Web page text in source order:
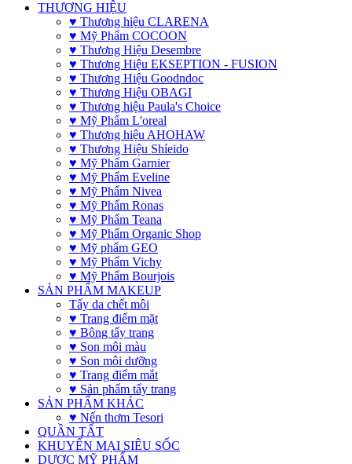
THƯƠNG HIỆU
♥ Thương hiệu CLARENA
♥ Mỹ Phẩm COCOON
♥ Thương Hiệu Desembre
♥ Thương Hiệu EKSEPTION - FUSION
♥ Thương Hiệu Goodndoc
♥ Thương Hiệu OBAGI
♥ Thương hiệu Paula's Choice
♥ Mỹ Phẩm L'oreal
♥ Thương hiệu AHOHAW
♥ Thương Hiệu Shíeido
♥ Mỹ Phẩm Garnier
♥ Mỹ Phẩm Eveline
♥ Mỹ Phẩm Nivea
♥ Mỹ Phẩm Ronas
♥ Mỹ Phẩm Teana
♥ Mỹ Phẩm Organic Shop
♥ Mỹ phẩm GEO
♥ Mỹ Phẩm Vichy
♥ Mỹ Phẩm Bourjois
SẢN PHẨM MAKEUP
Tẩy da chết môi
♥ Trang điểm mặt
♥ Bông tẩy trang
♥ Son môi màu
♥ Son môi dưỡng
♥ Trang điểm mắt
♥ Sản phẩm tẩy trang
SẢN PHẨM KHÁC
♥ Nến thơm Tesori
QUẦN TẤT
KHUYẾN MẠI SIÊU SỐC
DƯỢC MỸ PHẨM